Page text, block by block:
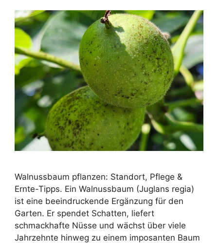
Walnussbaum pflanzen: Standort, Pflege &
Ernte-Tipps. Ein Walnussbaum (Juglans regia)
ist eine beeindruckende Ergänzung für den
Garten. Er spendet Schatten, liefert
schmackhafte Nüsse und wächst über viele
Jahrzehnte hinweg zu einem imposanten Baum